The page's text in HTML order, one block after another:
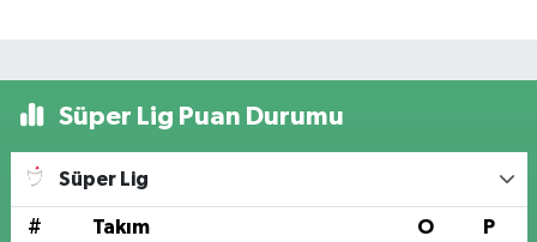
Süper Lig Puan Durumu
Süper Lig
# Takım O P